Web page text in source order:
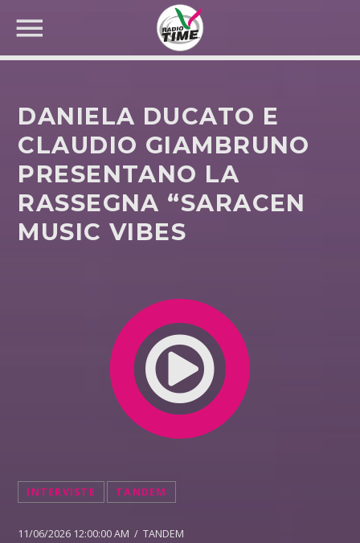
CERCA NEL SITO WEB:
DANIELA DUCATO E
CLAUDIO GIAMBRUNO
PRESENTANO LA
RASSEGNA “SARACEN
MUSIC VIBES
INTERVISTE TANDEM
11/06/2026 12:00:00 AM / TANDEM